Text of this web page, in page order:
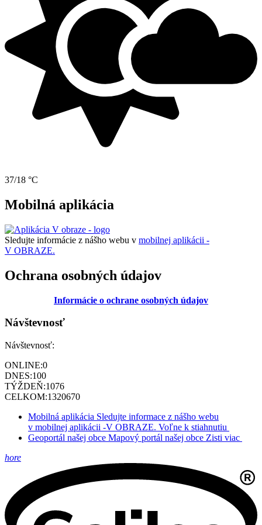
37/18 °C
Mobilná aplikácia
Sledujte informácie z nášho webu v mobilnej aplikácii -
V OBRAZE.
Ochrana osobných údajov
Informácie o ochrane osobných údajov
Návštevnosť
Návštevnosť:
ONLINE:0
DNES:100
TÝŽDEŇ:1076
CELKOM:1320670
Mobilná aplikácia Sledujte informace z nášho webu
v mobilnej aplikácii -V OBRAZE. Voľne k stiahnutiu
Geoportál našej obce Mapový portál našej obce Zisti viac
hore